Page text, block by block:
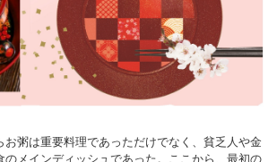
お粥は重要料理であっただけでなく、貧乏人や金
のメインディッシュであった。ここから、最初の